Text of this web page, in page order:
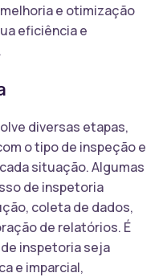
e otimização
eficiência e
diversas etapas,
o tipo de inspeção e
situação. Algumas
de inspetoria
coleta de dados,
de relatórios. É
inspetoria seja
e imparcial,